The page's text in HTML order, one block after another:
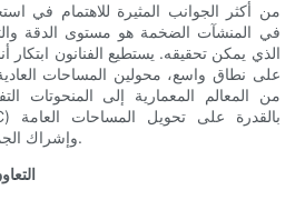
من أكثر الجوانب المثيرة للاهتمام في
الذي يمكن تحقيقه. يستطيع الفنانون
على نطاق واسع، محولين المساحات
من المعالم المعمارية إلى المنحوتات
وإشراك الجمهور بطرق جديدة ومبتكرة.